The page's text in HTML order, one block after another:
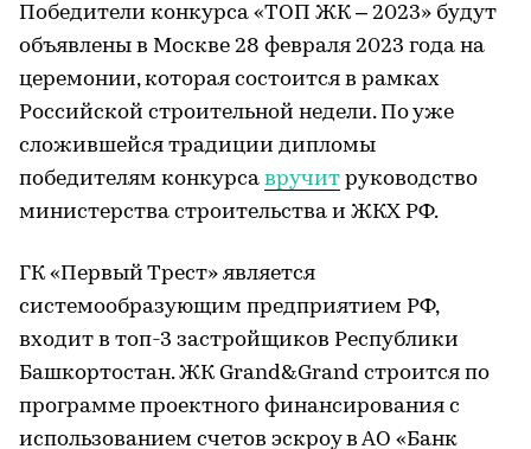
Победители конкурса «ТОП ЖК – 2023» будут
объявлены в Москве 28 февраля 2023 года на
церемонии, которая состоится в рамках
Российской строительной недели. По уже
сложившейся традиции дипломы
победителям конкурса вручит руководство
министерства строительства и ЖКХ РФ.
ГК «Первый Трест» является
системообразующим предприятием РФ,
входит в топ-3 застройщиков Республики
Башкортостан. ЖК Grand&Grand строится по
программе проектного финансирования с
использованием счетов эскроу в АО «Банк